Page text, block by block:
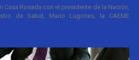
Casa Rosada con el presidente de la Nación,
de Salud, Mario Lugones, la CAEME